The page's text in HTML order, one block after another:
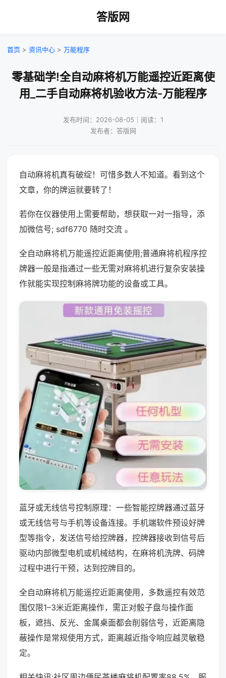
答版网
首页 > 资讯中心 > 万能程序
零基础学!全自动麻将机万能遥控近距离使
用_二手自动麻将机验收方法-万能程序
发布时间：2026-08-05｜阅读：1
发布者：答版网
自动麻将机真有破绽！可惜多数人不知道。看到这个
文章，你的牌运就要转了！
若你在仪器使用上需要帮助，想获取一对一指导，添
加微信号; sdf6770 随时交流 。
全自动麻将机万能遥控近距离使用;普通麻将机程序控
牌器一般是指通过一些无需对麻将机进行复杂安装操
作就能实现控制麻将牌功能的设备或工具。
蓝牙或无线信号控制原理：一些智能控牌器通过蓝牙
或无线信号与手机等设备连接。手机端软件预设好牌
型等指令，发送信号给控牌器，控牌器接收到信号后
驱动内部微型电机或机械结构，在麻将机洗牌、码牌
过程中进行干预，达到控牌目的。
全自动麻将机万能遥控近距离使用，多数遥控有效范
围仅限1–3米近距离操作，需正对骰子盘与操作面
板，遮挡、反光、金属桌面都会削弱信号，近距离隐
蔽操作是常规使用方式，距离越近指令响应越灵敏稳
定。